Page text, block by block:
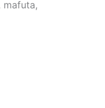
mafuta,